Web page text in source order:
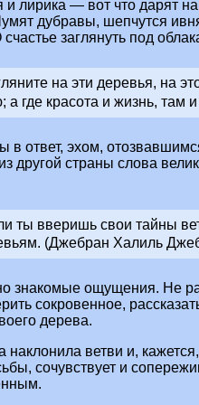
лирика — вот что дарят
дубравы, шепчутся
счастье заглянуть под
на эти деревья, на
а где красота и жизнь, там
в ответ, эхом,
другой страны слова
ты вверишь свои тайны
(Джебран Халиль
знакомые ощущения. Не
сокровенное,
дерева.
наклонила ветви и,
сочувствует и